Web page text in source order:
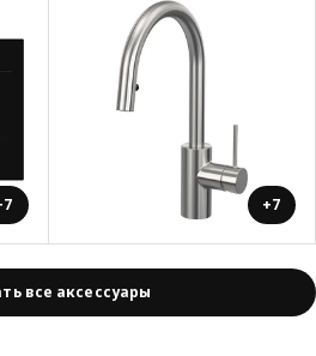
+7
все аксессуары